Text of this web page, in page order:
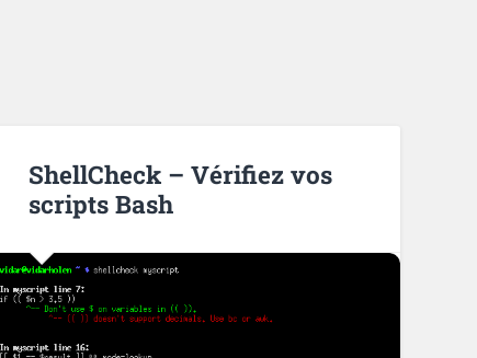
ShellCheck – Vérifiez vos
scripts Bash